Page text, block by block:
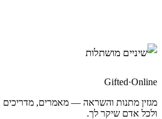
Gifted·Online
מגזין מתנות והשראה — מאמרים, מדריכים
ולכל אדם שיקר לך.